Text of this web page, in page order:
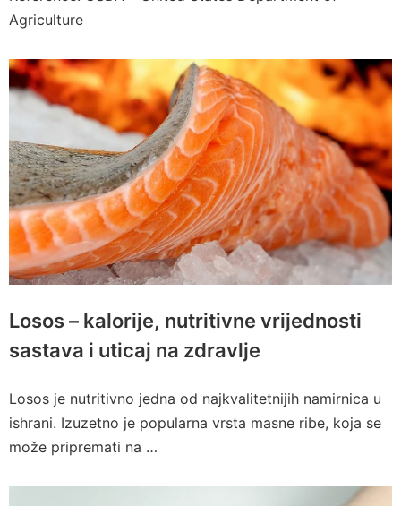
Agriculture
Losos – kalorije, nutritivne vrijednosti
sastava i uticaj na zdravlje
Losos je nutritivno jedna od najkvalitetnijih namirnica u
ishrani. Izuzetno je popularna vrsta masne ribe, koja se
može pripremati na …